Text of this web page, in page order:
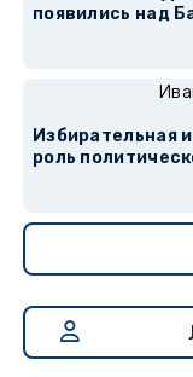
появились над
Избирательная
роль